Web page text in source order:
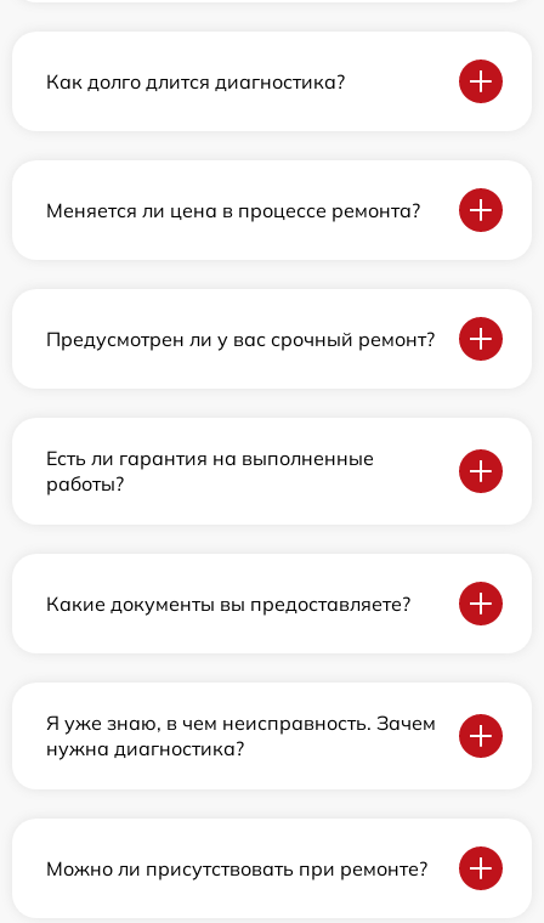
Как долго длится диагностика?
Меняется ли цена в процессе ремонта?
Предусмотрен ли у вас срочный ремонт?
Есть ли гарантия на выполненные
работы?
Какие документы вы предоставляете?
Я уже знаю, в чем неисправность. Зачем
нужна диагностика?
Можно ли присутствовать при ремонте?